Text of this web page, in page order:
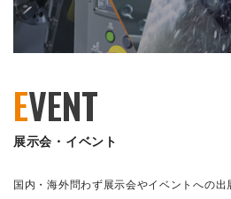
EVENT
展示会・イベント
国内・海外問わず展示会やイベントへの